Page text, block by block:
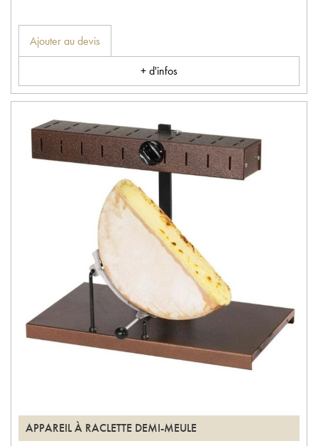
Ajouter au devis
+ d'infos
APPAREIL À RACLETTE DEMI-MEULE